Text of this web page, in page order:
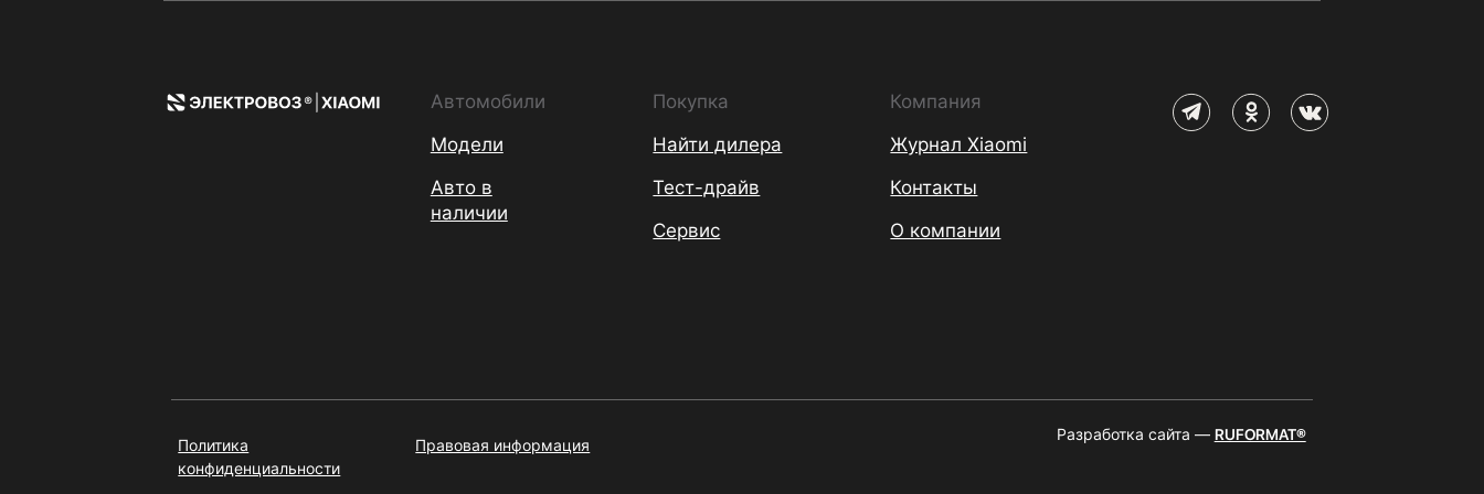
Автомобили
Модели
Авто в
наличии
Политика
конфиденциальности
Разработка сайта — RUFORMAT®
Компания
Покупка
Найти дилера
Журнал Xiaomi
Тест-драйв
Контакты
Правовая информация
О компании
Сервис